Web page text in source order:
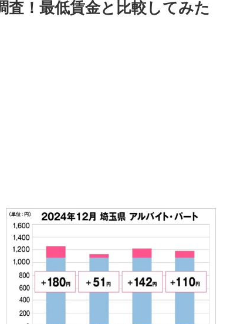
査！最低賃金と比較してみた